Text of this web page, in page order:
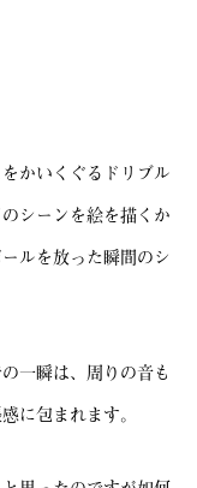
かいくぐるドリブル
シーンを絵を描くか
ルを放った瞬間のシ
一瞬は、周りの音も
に包まれます。